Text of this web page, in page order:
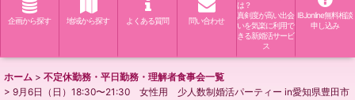
企画から探す 地域から探す よくある質問 問い合わせ
は？
真剣度が高い出会
いを気楽に利用で
きる新婚活サービ
ス
IBJonline無料相談
申し込み
ホーム > 不定休勤務・平日勤務・理解者食事会一覧
> 9月6日（日）18:30〜21:30 女性用 少人数制婚活パーティー in愛知県豊田市